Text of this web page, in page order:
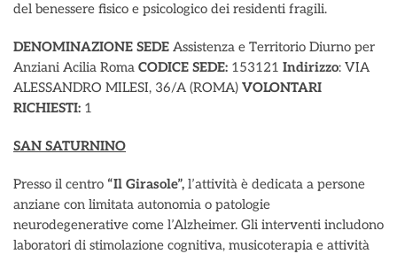
del benessere fisico e psicologico dei residenti fragili.
DENOMINAZIONE SEDE Assistenza e Territorio Diurno per
Anziani Acilia Roma CODICE SEDE: 153121 Indirizzo: VIA
ALESSANDRO MILESI, 36/A (ROMA) VOLONTARI
RICHIESTI: 1
SAN SATURNINO
Presso il centro “Il Girasole”, l’attività è dedicata a persone
anziane con limitata autonomia o patologie
neurodegenerative come l’Alzheimer. Gli interventi includono
laboratori di stimolazione cognitiva, musicoterapia e attività